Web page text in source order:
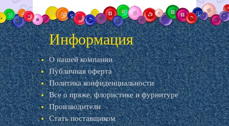
Информация
О нашей компании
Публичная оферта
Политика конфиденциальности
Все о пряже, флористике и фурнитуре
Производители
Стать поставщиком